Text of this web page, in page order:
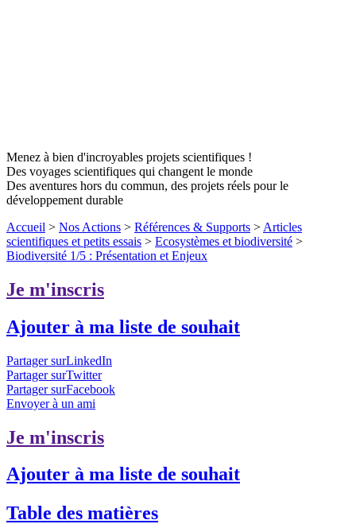
Menez à bien d'incroyables projets scientifiques !
Des voyages scientifiques qui changent le monde
Des aventures hors du commun, des projets réels pour le
développement durable
Accueil > Nos Actions > Références & Supports > Articles
scientifiques et petits essais > Ecosystèmes et biodiversité >
Biodiversité 1/5 : Présentation et Enjeux
Je m'inscris
Ajouter à ma liste de souhait
Partager surLinkedIn
Partager surTwitter
Partager surFacebook
Envoyer à un ami
Je m'inscris
Ajouter à ma liste de souhait
Table des matières